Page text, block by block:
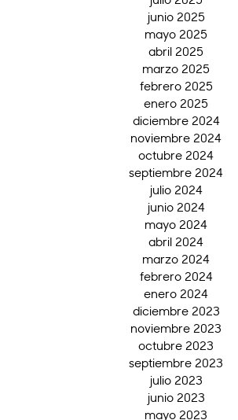
junio 2025
mayo 2025
abril 2025
marzo 2025
febrero 2025
enero 2025
diciembre 2024
noviembre 2024
octubre 2024
septiembre 2024
julio 2024
junio 2024
mayo 2024
abril 2024
marzo 2024
febrero 2024
enero 2024
diciembre 2023
noviembre 2023
octubre 2023
septiembre 2023
julio 2023
junio 2023
mayo 2023